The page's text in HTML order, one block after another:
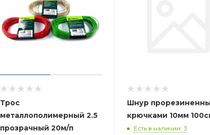
Трос
металлополимерный 2.5
прозрачный 20м/п
Шнур
крючками 10мм
Есть в наличии: 3